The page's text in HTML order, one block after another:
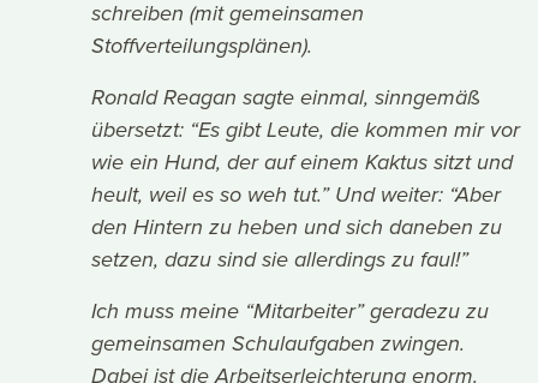
schreiben (mit gemeinsamen
Stoffverteilungsplänen).
Ronald Reagan sagte einmal, sinngemäß
übersetzt: “Es gibt Leute, die kommen mir vor
wie ein Hund, der auf einem Kaktus sitzt und
heult, weil es so weh tut.” Und weiter: “Aber
den Hintern zu heben und sich daneben zu
setzen, dazu sind sie allerdings zu faul!”
Ich muss meine “Mitarbeiter” geradezu zu
gemeinsamen Schulaufgaben zwingen.
Dabei ist die Arbeitserleichterung enorm.